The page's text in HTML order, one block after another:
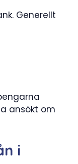
Generellt
ansökt om
i